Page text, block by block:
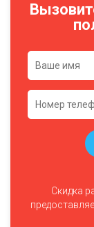
Скидка